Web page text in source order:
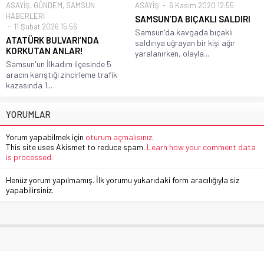
ASAYİŞ, GÜNDEM, SAMSUN
HABERLERİ
11 Şubat 2026 15:56
ATATÜRK BULVARI’NDA
KORKUTAN ANLAR!
Samsun'un İlkadım ilçesinde 5
aracın karıştığı zincirleme trafik
kazasında 1...
ASAYİŞ 6 Kasım 2020 12:55
SAMSUN’DA BIÇAKLI SALDIRI
Samsun'da kavgada bıçaklı
saldırıya uğrayan bir kişi ağır
yaralanırken, olayla...
YORUMLAR
Yorum yapabilmek için oturum açmalısınız.
This site uses Akismet to reduce spam. Learn how your comment data
is processed.
Henüz yorum yapılmamış. İlk yorumu yukarıdaki form aracılığıyla siz
yapabilirsiniz.